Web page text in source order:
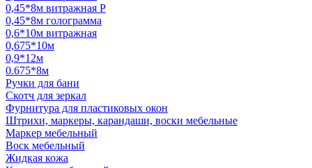
0,45*8м витражная Р
0,45*8м голограмма
0,6*10м витражная
0,675*10м
0,9*12м
0.675*8м
Ручки для бани
Скотч для зеркал
Фурнитура для пластиковых окон
Штрихи, маркеры, карандаши, воски мебельные
Маркер мебельный
Воск мебельный
Жидкая кожа